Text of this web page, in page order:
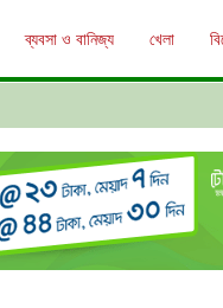
ব্যবসা ও বানিজ্য খেলা